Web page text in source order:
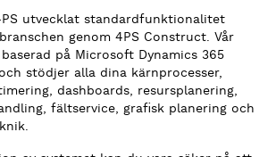
utvecklat standardfunktionalitet
genom 4PS Construct. Vår
på Microsoft Dynamics 365
stödjer alla dina kärnprocesser,
dashboards, resursplanering,
fältservice, grafisk planering och